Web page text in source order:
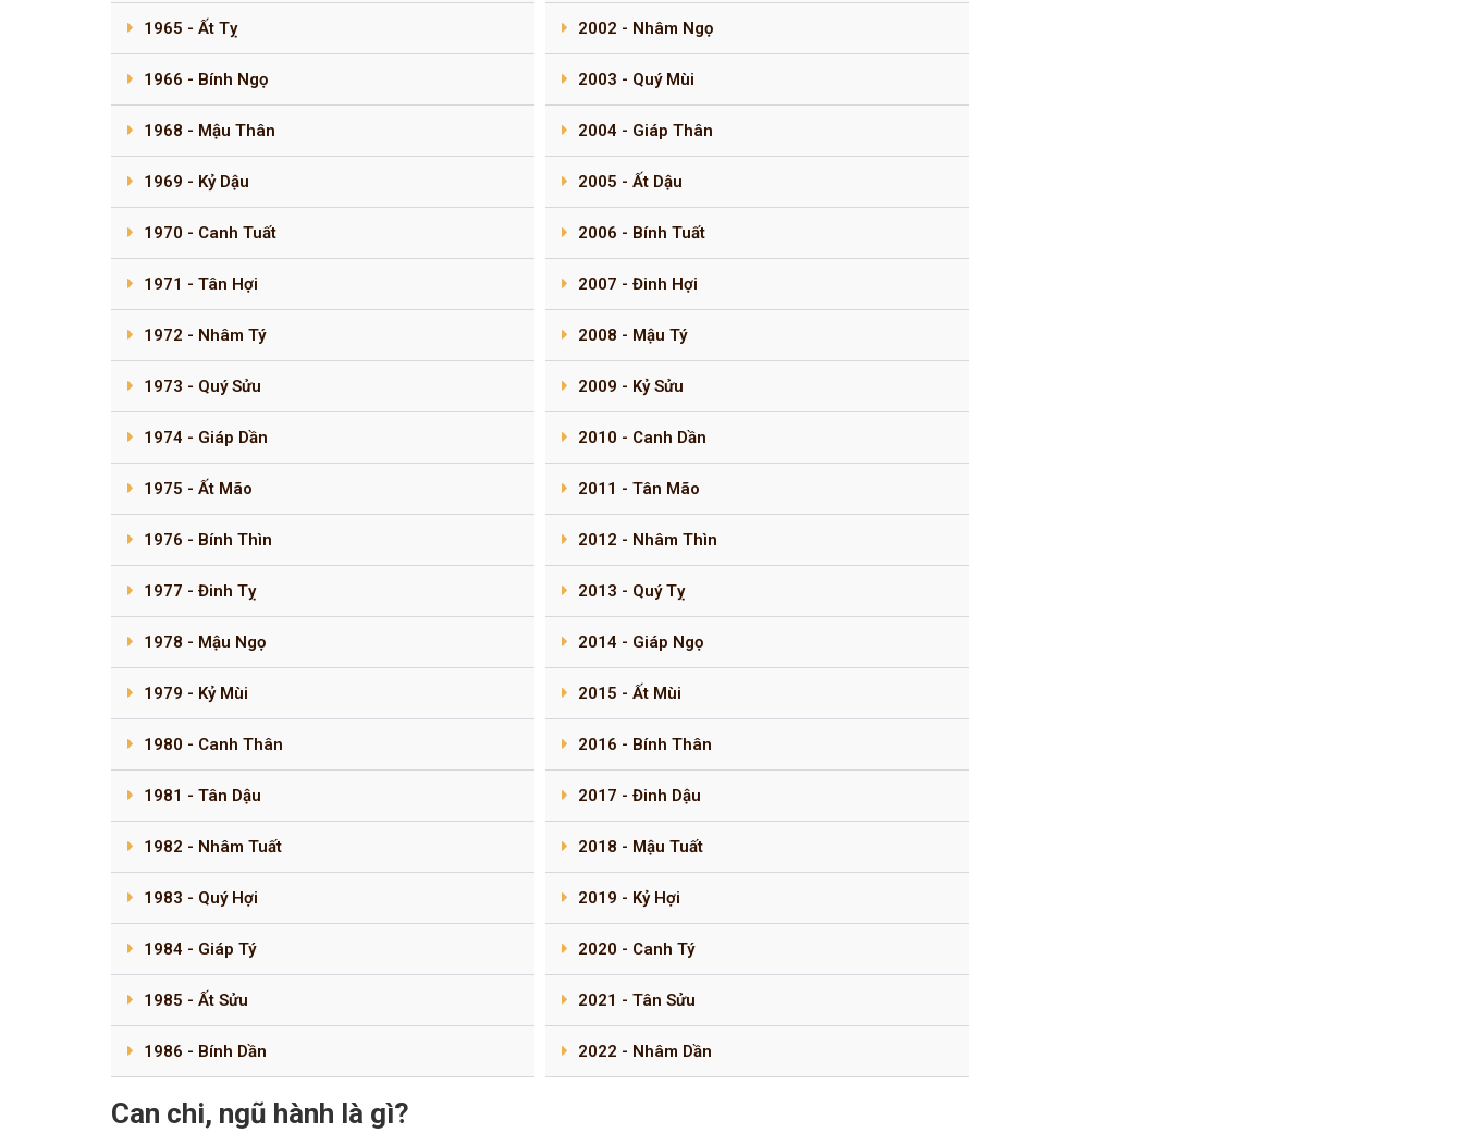
1965 - Ất Tỵ
1966 - Bính Ngọ
1968 - Mậu Thân
1969 - Kỷ Dậu
1970 - Canh Tuất
1971 - Tân Hợi
1972 - Nhâm Tý
1973 - Quý Sửu
1974 - Giáp Dần
1975 - Ất Mão
1976 - Bính Thìn
1977 - Đinh Tỵ
1978 - Mậu Ngọ
1979 - Kỷ Mùi
1980 - Canh Thân
1981 - Tân Dậu
1982 - Nhâm Tuất
1983 - Quý Hợi
1984 - Giáp Tý
1985 - Ất Sửu
1986 - Bính Dần
2002 - Nhâm Ngọ
2003 - Quý Mùi
2004 - Giáp Thân
2005 - Ất Dậu
2006 - Bính Tuất
2007 - Đinh Hợi
2008 - Mậu Tý
2009 - Kỷ Sửu
2010 - Canh Dần
2011 - Tân Mão
2012 - Nhâm Thìn
2013 - Quý Tỵ
2014 - Giáp Ngọ
2015 - Ất Mùi
2016 - Bính Thân
2017 - Đinh Dậu
2018 - Mậu Tuất
2019 - Kỷ Hợi
2020 - Canh Tý
2021 - Tân Sửu
2022 - Nhâm Dần
Can chi, ngũ hành là gì?